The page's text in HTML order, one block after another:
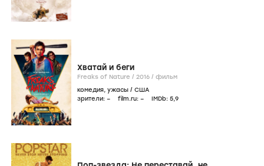
Хватай и беги
Freaks of Nature / 2016 / фильм
комедия, ужасы / США
зрители: – film.ru: – IMDb: 5,9